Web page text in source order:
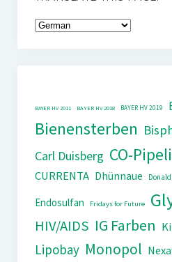
BAYER HV 2011 BAYER HV 2018 BAYER HV 2019
Bienensterben
Carl Duisberg CO-
CURRENTA Dhünnaue
Endosulfan
Fridays for Future
HIV/AIDS IG Farben
Lipobay Monopol